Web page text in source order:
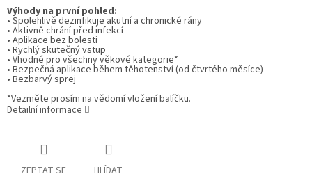
Výhody na první pohled:
• Spolehlivě dezinfikuje akutní a chronické rány
• Aktivně chrání před infekcí
• Aplikace bez bolesti
• Rychlý skutečný vstup
• Vhodné pro všechny věkové kategorie*
• Bezpečná aplikace během těhotenství (od čtvrtého měsíce)
• Bezbarvý sprej
*Vezměte prosím na vědomí vložení balíčku.
Detailní informace
ZEPTAT SE HLÍDAT